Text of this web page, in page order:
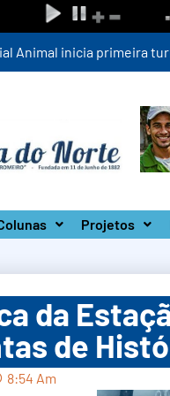
Animal inicia primeira
Projetos
da
de
8:54 Am